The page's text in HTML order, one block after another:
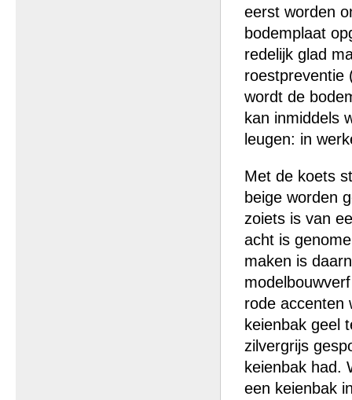
eerst worden
bodemplaat
redelijk glad
roestpreventie
wordt de
kan inmiddels
leugen: in
Met de koets
beige worden
zoiets is van
acht is
maken is
rode accenten
keienbak geel
zilvergrijs
keienbak had.
een keienbak